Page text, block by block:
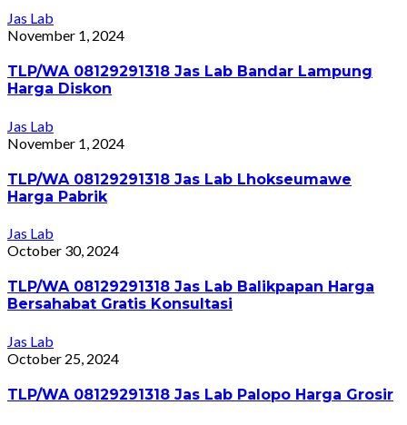
Jas Lab
November 1, 2024
TLP/WA 08129291318 Jas Lab Bandar Lampung
Harga Diskon
Jas Lab
November 1, 2024
TLP/WA 08129291318 Jas Lab Lhokseumawe
Harga Pabrik
Jas Lab
October 30, 2024
TLP/WA 08129291318 Jas Lab Balikpapan Harga
Bersahabat Gratis Konsultasi
Jas Lab
October 25, 2024
TLP/WA 08129291318 Jas Lab Palopo Harga Grosir